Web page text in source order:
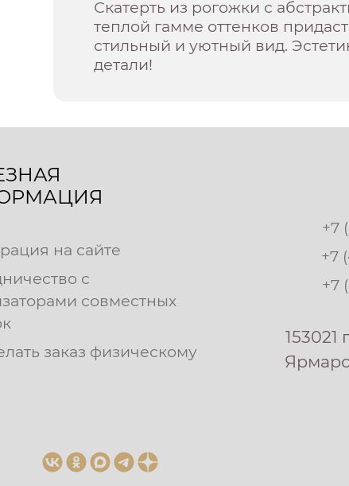
Скатерть из рогожки с
теплой гамме оттенков
стильный и уютный вид.
детали!
на сайте
с
совместных
заказ физическому
+7
+7
+7
153021